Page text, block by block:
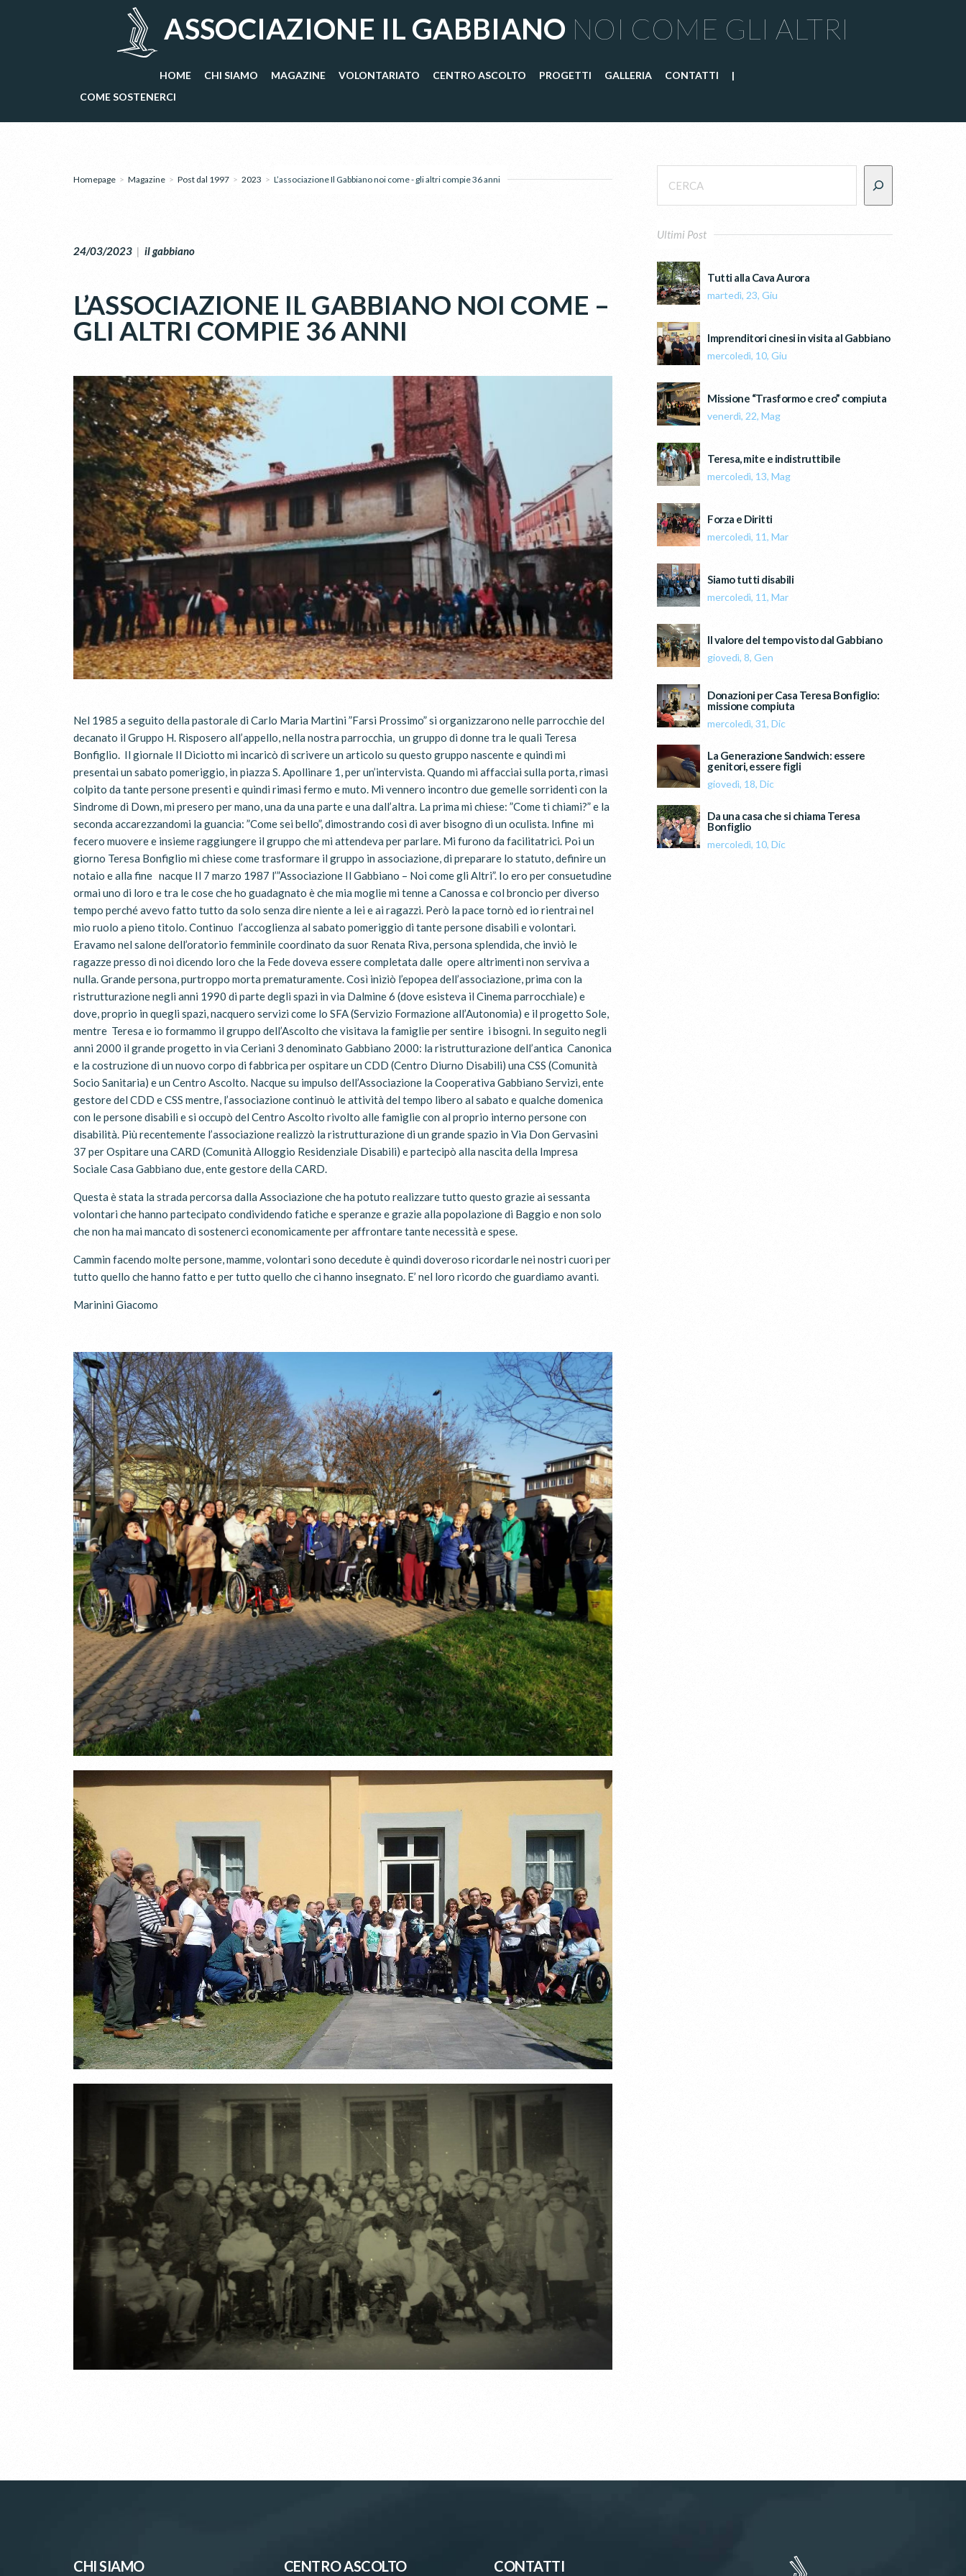
ASSOCIAZIONE IL GABBIANO NOI COME GLI ALTRI
HOME CHI SIAMO MAGAZINE VOLONTARIATO CENTRO ASCOLTO PROGETTI GALLERIA CONTATTI
|
COME SOSTENERCI
Homepage > Magazine > Post dal 1997 > 2023 > L’associazione Il Gabbiano noi come - gli altri compie 36 anni
24/03/2023 | il gabbiano
L’ASSOCIAZIONE IL GABBIANO NOI COME –
GLI ALTRI COMPIE 36 ANNI
Nel 1985 a seguito della pastorale di Carlo Maria Martini ”Farsi Prossimo” si organizzarono nelle parrocchie del
decanato il Gruppo H. Risposero all’appello, nella nostra parrocchia, un gruppo di donne tra le quali Teresa
Bonfiglio. Il giornale Il Diciotto mi incaricò di scrivere un articolo su questo gruppo nascente e quindi mi
presentai un sabato pomeriggio, in piazza S. Apollinare 1, per un’intervista. Quando mi affacciai sulla porta, rimasi
colpito da tante persone presenti e quindi rimasi fermo e muto. Mi vennero incontro due gemelle sorridenti con la
Sindrome di Down, mi presero per mano, una da una parte e una dall’altra. La prima mi chiese: ”Come ti chiami?” e la
seconda accarezzandomi la guancia: ”Come sei bello”, dimostrando così di aver bisogno di un oculista. Infine mi
fecero muovere e insieme raggiungere il gruppo che mi attendeva per parlare. Mi furono da facilitatrici. Poi un
giorno Teresa Bonfiglio mi chiese come trasformare il gruppo in associazione, di preparare lo statuto, definire un
notaio e alla fine nacque Il 7 marzo 1987 l’”Associazione Il Gabbiano – Noi come gli Altri”. Io ero per consuetudine
ormai uno di loro e tra le cose che ho guadagnato è che mia moglie mi tenne a Canossa e col broncio per diverso
tempo perché avevo fatto tutto da solo senza dire niente a lei e ai ragazzi. Però la pace tornò ed io rientrai nel
mio ruolo a pieno titolo. Continuo l’accoglienza al sabato pomeriggio di tante persone disabili e volontari.
Eravamo nel salone dell’oratorio femminile coordinato da suor Renata Riva, persona splendida, che inviò le
ragazze presso di noi dicendo loro che la Fede doveva essere completata dalle opere altrimenti non serviva a
nulla. Grande persona, purtroppo morta prematuramente. Così iniziò l’epopea dell’associazione, prima con la
ristrutturazione negli anni 1990 di parte degli spazi in via Dalmine 6 (dove esisteva il Cinema parrocchiale) e
dove, proprio in quegli spazi, nacquero servizi come lo SFA (Servizio Formazione all’Autonomia) e il progetto Sole,
mentre Teresa e io formammo il gruppo dell’Ascolto che visitava la famiglie per sentire i bisogni. In seguito negli
anni 2000 il grande progetto in via Ceriani 3 denominato Gabbiano 2000: la ristrutturazione dell’antica Canonica
e la costruzione di un nuovo corpo di fabbrica per ospitare un CDD (Centro Diurno Disabili) una CSS (Comunità
Socio Sanitaria) e un Centro Ascolto. Nacque su impulso dell’Associazione la Cooperativa Gabbiano Servizi, ente
gestore del CDD e CSS mentre, l’associazione continuò le attività del tempo libero al sabato e qualche domenica
con le persone disabili e si occupò del Centro Ascolto rivolto alle famiglie con al proprio interno persone con
disabilità. Più recentemente l’associazione realizzò la ristrutturazione di un grande spazio in Via Don Gervasini
37 per Ospitare una CARD (Comunità Alloggio Residenziale Disabili) e partecipò alla nascita della Impresa
Sociale Casa Gabbiano due, ente gestore della CARD.
Questa è stata la strada percorsa dalla Associazione che ha potuto realizzare tutto questo grazie ai sessanta
volontari che hanno partecipato condividendo fatiche e speranze e grazie alla popolazione di Baggio e non solo
che non ha mai mancato di sostenerci economicamente per affrontare tante necessità e spese.
Cammin facendo molte persone, mamme, volontari sono decedute è quindi doveroso ricordarle nei nostri cuori per
tutto quello che hanno fatto e per tutto quello che ci hanno insegnato. E’ nel loro ricordo che guardiamo avanti.
Marinini Giacomo
Ultimi Post
Tutti alla Cava Aurora
martedì, 23, Giu
Imprenditori cinesi in visita al Gabbiano
mercoledì, 10, Giu
Missione “Trasformo e creo” compiuta
venerdì, 22, Mag
Teresa, mite e indistruttibile
mercoledì, 13, Mag
Forza e Diritti
mercoledì, 11, Mar
Siamo tutti disabili
mercoledì, 11, Mar
Il valore del tempo visto dal Gabbiano
giovedì, 8, Gen
Donazioni per Casa Teresa Bonfiglio:
missione compiuta
mercoledì, 31, Dic
La Generazione Sandwich: essere
genitori, essere figli
giovedì, 18, Dic
Da una casa che si chiama Teresa
Bonfiglio
mercoledì, 10, Dic
CHI SIAMO CENTRO ASCOLTO CONTATTI